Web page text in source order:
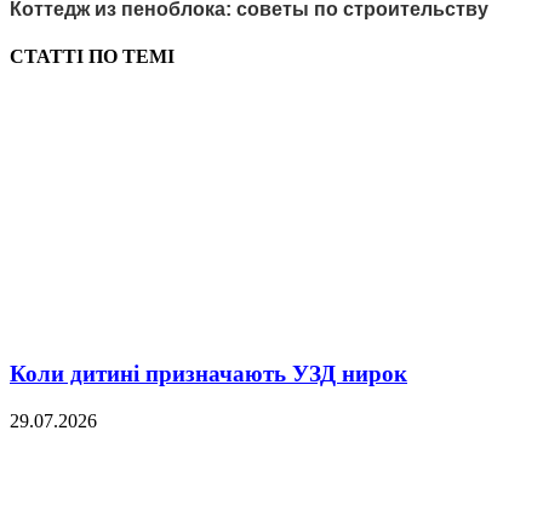
Коттедж из пеноблока: советы по строительству
СТАТТІ ПО ТЕМІ
Коли дитині призначають УЗД нирок
29.07.2026